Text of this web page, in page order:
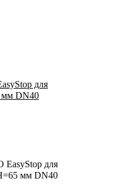
EasyStop для
мм DN40